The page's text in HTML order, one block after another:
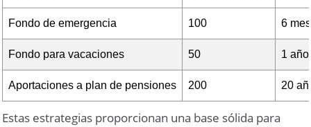
Fondo de emergencia 100 6
Fondo para vacaciones 50 1 año
Aportaciones a plan de pensiones 200 20
Estas estrategias proporcionan una base sólida para